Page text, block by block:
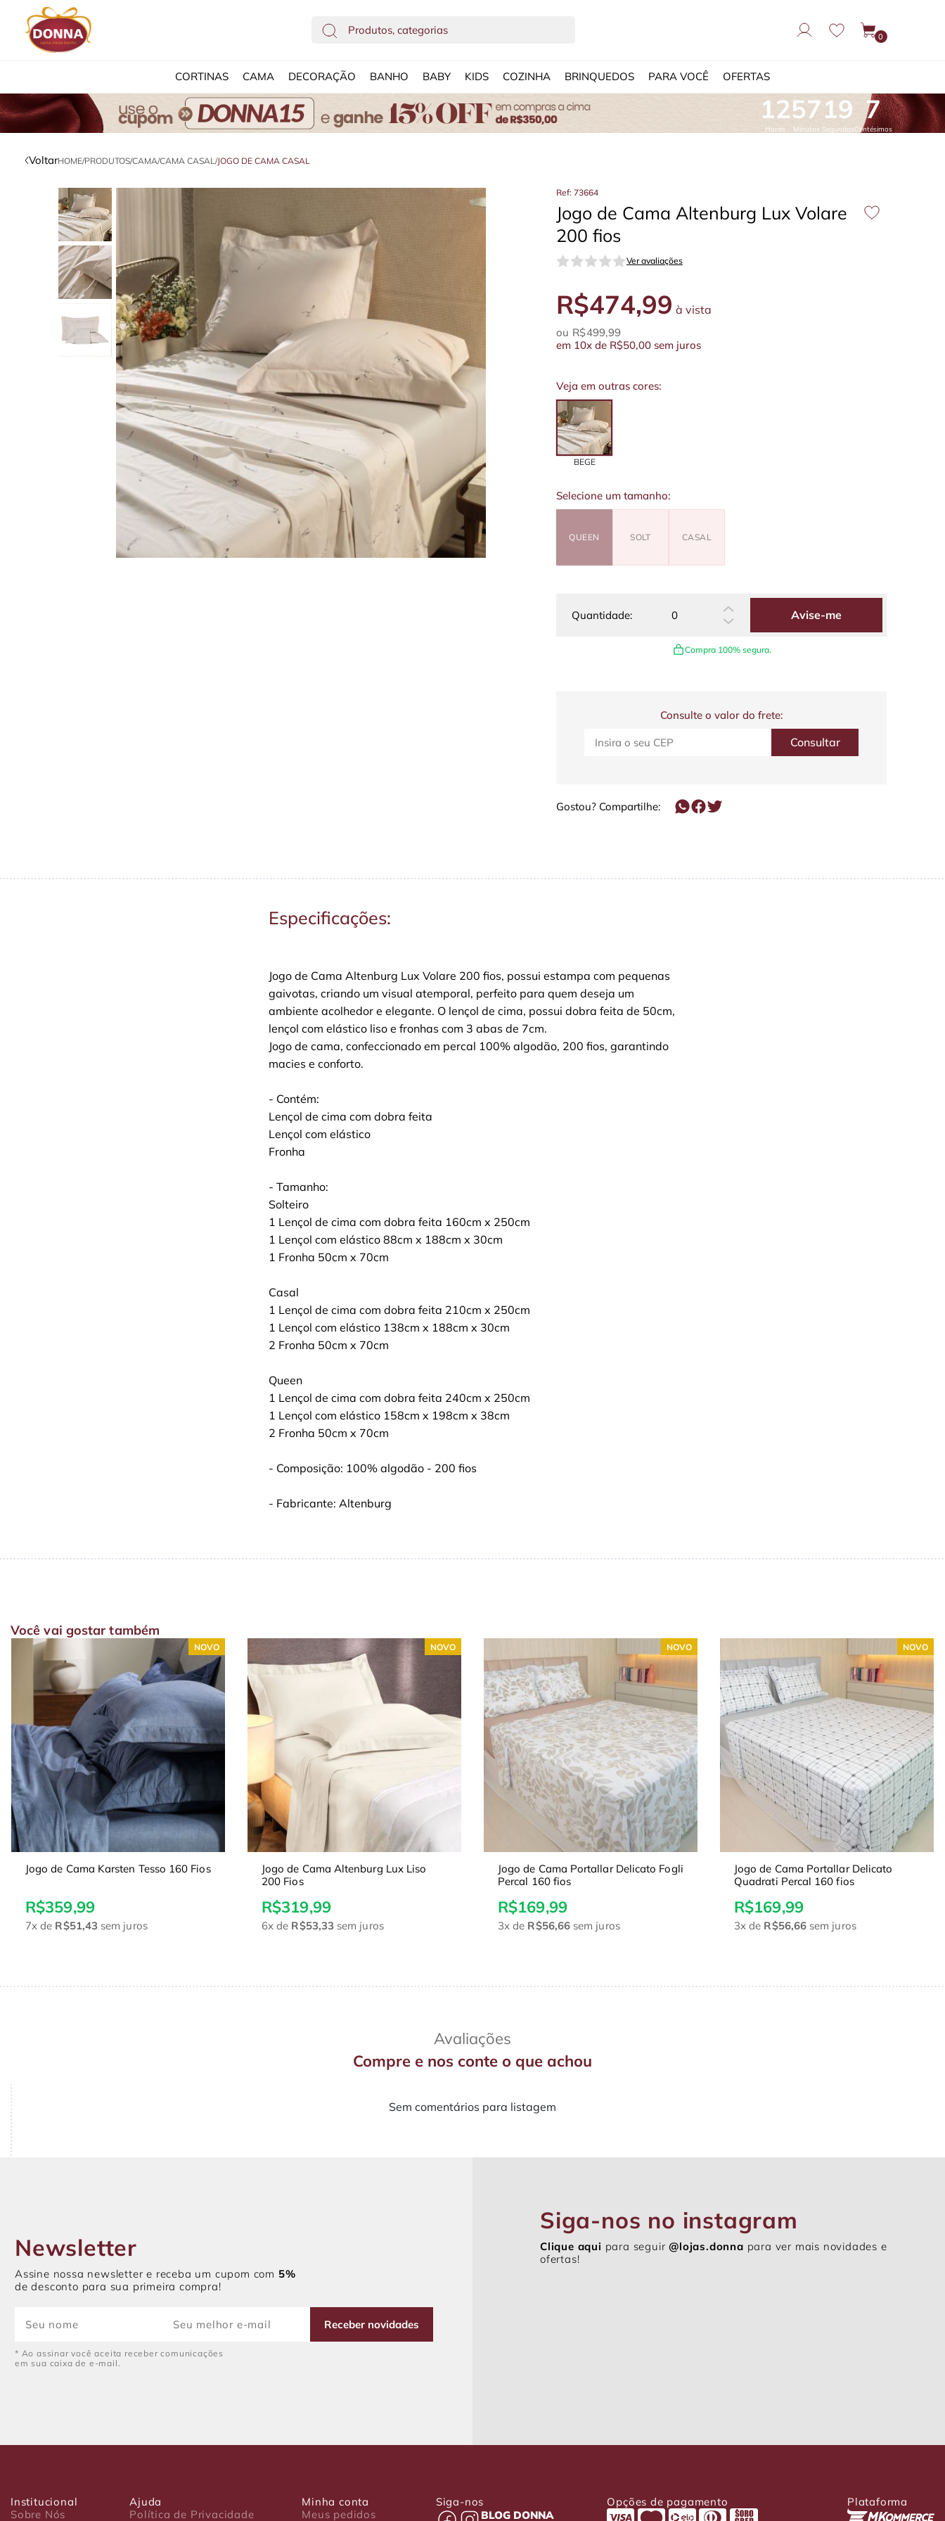
0
CORTINAS CAMA DECORAÇÃO BANHO BABY KIDS COZINHA BRINQUEDOS PARA VOCÊ OFERTAS
12
Horas
57
Minutos
17
Segundos
91
Centésimos
VoltarHOME/PRODUTOS/CAMA/CAMA CASAL /JOGO DE CAMA CASAL
Ref: 73664
Jogo de Cama Altenburg Lux Volare
200 fios
Ver avaliações
R$474,99 à vista
R$499,99
em 10x de R$50,00 sem juros
Veja em outras cores:
BEGE
Selecione um tamanho:
QUEEN SOLT CASAL
Quantidade: Avise-me
Compra 100% segura.
Consulte o valor do frete:
Gostou? Compartilhe:
Especificações:
Jogo de Cama Altenburg Lux Volare 200 fios, possui estampa com pequenas
gaivotas, criando um visual atemporal, perfeito para quem deseja um
ambiente acolhedor e elegante. O lençol de cima, possui dobra feita de 50cm,
lençol com elástico liso e fronhas com 3 abas de 7cm.
Jogo de cama, confeccionado em percal 100% algodão, 200 fios, garantindo
macies e conforto.
- Contém:
Lençol de cima com dobra feita
Lençol com elástico
Fronha
- Tamanho:
Solteiro
1 Lençol de cima com dobra feita 160cm x 250cm
1 Lençol com elástico 88cm x 188cm x 30cm
1 Fronha 50cm x 70cm
Casal
1 Lençol de cima com dobra feita 210cm x 250cm
1 Lençol com elástico 138cm x 188cm x 30cm
2 Fronha 50cm x 70cm
Queen
1 Lençol de cima com dobra feita 240cm x 250cm
1 Lençol com elástico 158cm x 198cm x 38cm
2 Fronha 50cm x 70cm
- Composição: 100% algodão - 200 fios
- Fabricante: Altenburg
Você vai gostar também
NOVO
Jogo de Cama Karsten Tesso 160 Fios
R$359,99
7x de R$51,43 sem juros
NOVO
Jogo de Cama Altenburg Lux Liso
200 Fios
R$319,99
6x de R$53,33 sem juros
NOVO
Jogo de Cama Portallar Delicato Fogli
Percal 160 fios
R$169,99
3x de R$56,66 sem juros
NOVO
Jogo de Cama Portallar Delicato
Quadrati Percal 160 fios
R$169,99
3x de R$56,66 sem juros
Avaliações
Compre e nos conte o que achou
Sem comentários para listagem
Newsletter
Assine nossa newsletter e receba um cupom com 5%
de desconto para sua primeira compra!
Receber novidades
* Ao assinar você aceita receber comunicações
em sua caixa de e-mail.
Siga-nos no instagram
Clique aqui para seguir@lojas.donna para ver mais novidades e
ofertas!
Institucional
Sobre Nós
Ajuda
Política de Privacidade
Minha conta
Meus pedidos
Siga-nos
BLOG DONNA
Opções de pagamento Plataforma